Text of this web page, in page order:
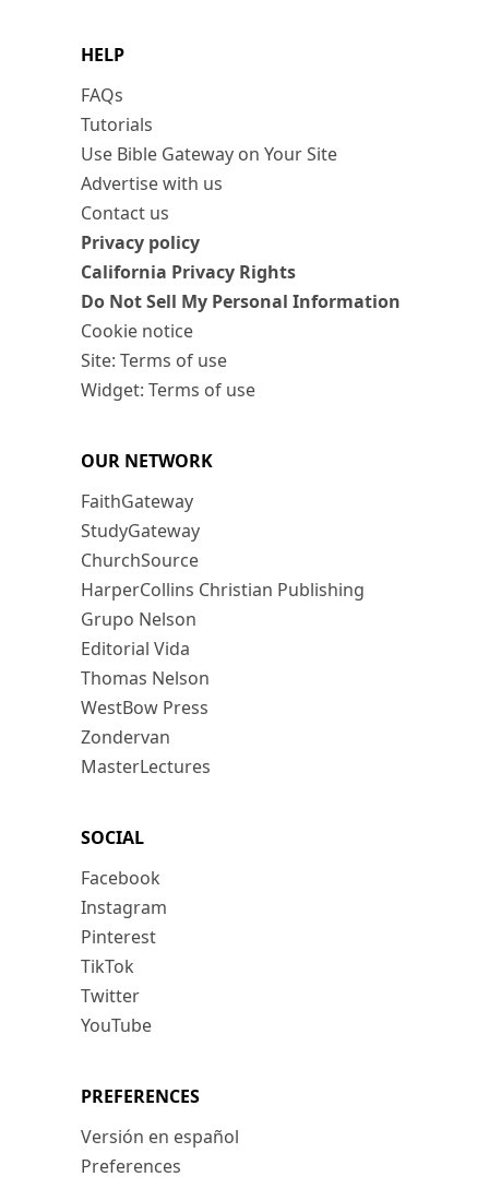
HELP
FAQs
Tutorials
Use Bible Gateway on Your Site
Advertise with us
Contact us
Privacy policy
California Privacy Rights
Do Not Sell My Personal Information
Cookie notice
Site: Terms of use
Widget: Terms of use
OUR NETWORK
FaithGateway
StudyGateway
ChurchSource
HarperCollins Christian Publishing
Grupo Nelson
Editorial Vida
Thomas Nelson
WestBow Press
Zondervan
MasterLectures
SOCIAL
Facebook
Instagram
Pinterest
TikTok
Twitter
YouTube
PREFERENCES
Versión en español
Preferences